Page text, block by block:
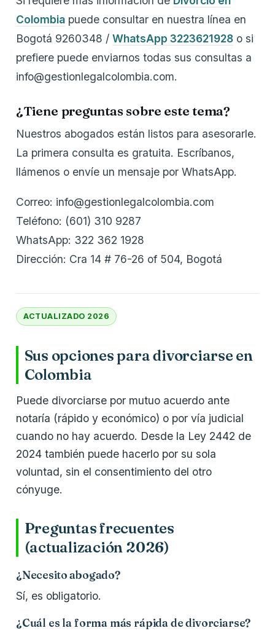
Colombia puede consultar en nuestra línea en
Bogotá 9260348 / WhatsApp 3223621928 o si
prefiere puede enviarnos todas sus consultas a
info@gestionlegalcolombia.com.
¿Tiene preguntas sobre este tema?
Nuestros abogados están listos para asesorarle.
La primera consulta es gratuita. Escríbanos,
llámenos o envíe un mensaje por WhatsApp.
Correo: info@gestionlegalcolombia.com
Teléfono: (601) 310 9287
WhatsApp: 322 362 1928
Dirección: Cra 14 # 76-26 of 504, Bogotá
ACTUALIZADO 2026
Sus opciones para divorciarse en
Colombia
Puede divorciarse por mutuo acuerdo ante
notaría (rápido y económico) o por vía judicial
cuando no hay acuerdo. Desde la Ley 2442 de
2024 también puede hacerlo por su sola
voluntad, sin el consentimiento del otro
cónyuge.
Preguntas frecuentes
(actualización 2026)
¿Necesito abogado?
Sí, es obligatorio.
¿Cuál es la forma más rápida de divorciarse?